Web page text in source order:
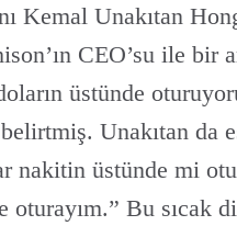
Kemal Unakıtan
CEO’su ile
üstünde
Unakıtan da
nakitin üstünde mi
oturayım.” Bu sıcak